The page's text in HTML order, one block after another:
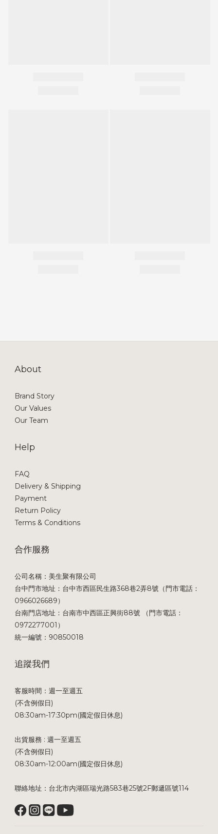
About
Brand Story
Our Values
Our Team
Help
FAQ
Delivery & Shipping
Payment
Return Policy
Terms & Conditions
合作服務
公司名稱：美生聚有限公司
台中門市地址：台中市西區民生路368巷2弄8號（門市電話：
0966026689）
台南門店地址：台南市中西區正興街88號 （門市電話：
0972277001）
統一編號：90850018
追蹤我們
客服時間：週一至週五
(不含例假日)
08:30am-17:30pm(國定假日休息)
出貨服務 : 週一至週五
(不含例假日)
08:30am-12:00am(國定假日休息)
聯絡地址：台北市内湖區瑞光路583巷25號2F郵遞區號114